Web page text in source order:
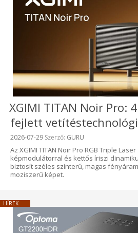
XGIMI TITAN Noir Pro:
fejlett
Beküldve:
2026-07-29 Szerző: GURU
Az XGIMI TITAN Noir Pro RGB Triple
képmodulátorral és kettős íriszi
biztosít széles színterű, magas
moziszerű képet.
HÍREK